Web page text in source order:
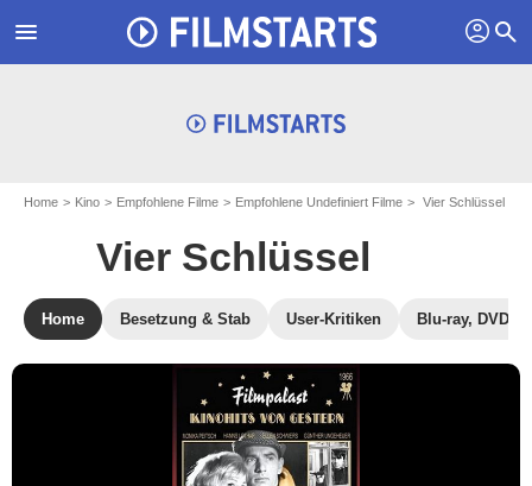
menu profil search
Home Kino Empfohlene Filme Empfohlene Undefiniert Filme Vier Schlüssel
Vier Schlüssel
Home Besetzung & Stab User-Kritiken Blu-ray, DVD